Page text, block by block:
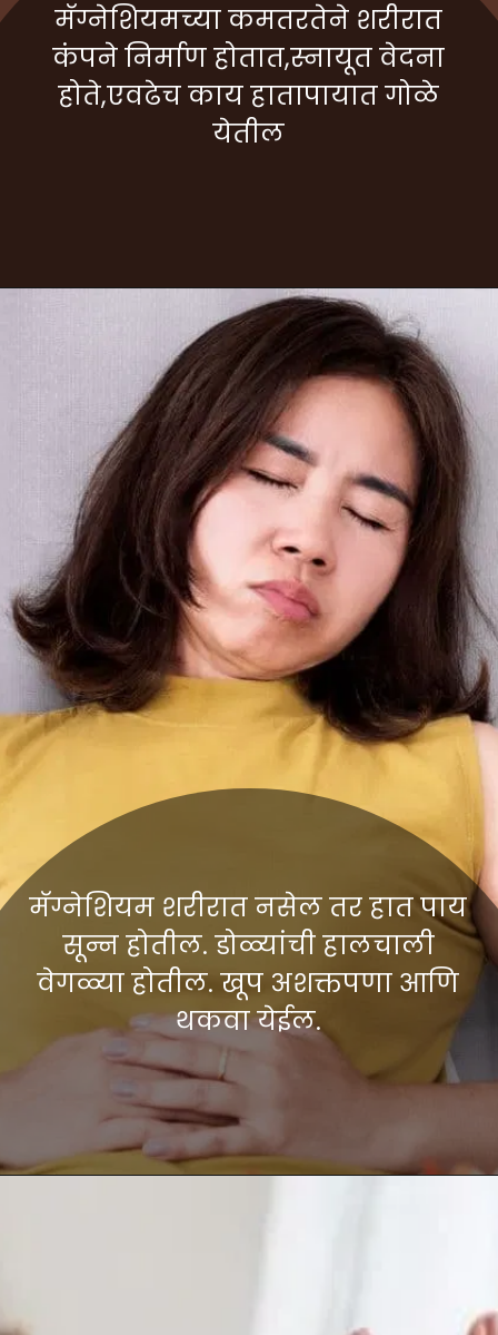
मॅग्नेशियमच्या कमतरतेने शरीरात
कंपने निर्माण होतात,स्नायूत वेदना
होते,एवढेच काय हातापायात गोळे
येतील
मॅग्नेशियम शरीरात नसेल तर हात पाय
सून्न होतील. डोळ्यांची हालचाली
वेगळ्या होतील. खूप अशक्तपणा आणि